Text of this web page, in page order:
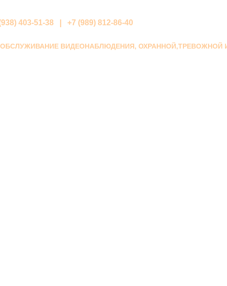
403-51-38 | +7 (989) 812-86-40
ВИДЕОНАБЛЮДЕНИЯ, ОХРАННОЙ,ТРЕВОЖНОЙ